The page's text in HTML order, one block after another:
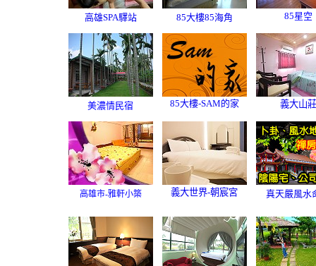
高雄SPA驛站 85大樓85海角 85星空
美濃情民宿 85大樓-SAM的家 義大山莊
高雄市-雅軒小築 義大世界-朝宸宮 真天嚴風水